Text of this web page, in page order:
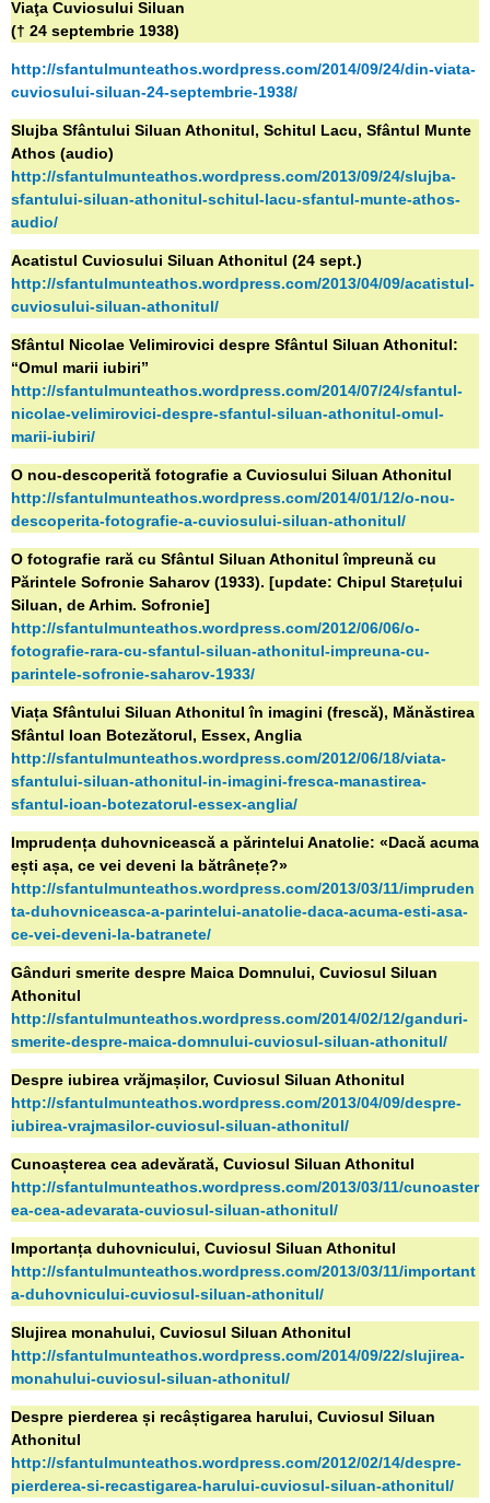
Viaţa Cuviosului Siluan
(† 24 septembrie 1938)
http://sfantulmunteathos.wordpress.com/2014/09/24/din-viata-
cuviosului-siluan-24-septembrie-1938/
Slujba Sfântului Siluan Athonitul, Schitul Lacu, Sfântul Munte
Athos (audio)
http://sfantulmunteathos.wordpress.com/2013/09/24/slujba-
sfantului-siluan-athonitul-schitul-lacu-sfantul-munte-athos-
audio/
Acatistul Cuviosului Siluan Athonitul (24 sept.)
http://sfantulmunteathos.wordpress.com/2013/04/09/acatistul-
cuviosului-siluan-athonitul/
Sfântul Nicolae Velimirovici despre Sfântul Siluan Athonitul:
“Omul marii iubiri”
http://sfantulmunteathos.wordpress.com/2014/07/24/sfantul-
nicolae-velimirovici-despre-sfantul-siluan-athonitul-omul-
marii-iubiri/
O nou-descoperită fotografie a Cuviosului Siluan Athonitul
http://sfantulmunteathos.wordpress.com/2014/01/12/o-nou-
descoperita-fotografie-a-cuviosului-siluan-athonitul/
O fotografie rară cu Sfântul Siluan Athonitul împreună cu
Părintele Sofronie Saharov (1933). [update: Chipul Starețului
Siluan, de Arhim. Sofronie]
http://sfantulmunteathos.wordpress.com/2012/06/06/o-
fotografie-rara-cu-sfantul-siluan-athonitul-impreuna-cu-
parintele-sofronie-saharov-1933/
Viața Sfântului Siluan Athonitul în imagini (frescă), Mănăstirea
Sfântul Ioan Botezătorul, Essex, Anglia
http://sfantulmunteathos.wordpress.com/2012/06/18/viata-
sfantului-siluan-athonitul-in-imagini-fresca-manastirea-
sfantul-ioan-botezatorul-essex-anglia/
Imprudența duhovnicească a părintelui Anatolie: «Dacă acuma
ești așa, ce vei deveni la bătrânețe?»
http://sfantulmunteathos.wordpress.com/2013/03/11/impruden
ta-duhovniceasca-a-parintelui-anatolie-daca-acuma-esti-asa-
ce-vei-deveni-la-batranete/
Gânduri smerite despre Maica Domnului, Cuviosul Siluan
Athonitul
http://sfantulmunteathos.wordpress.com/2014/02/12/ganduri-
smerite-despre-maica-domnului-cuviosul-siluan-athonitul/
Despre iubirea vrăjmașilor, Cuviosul Siluan Athonitul
http://sfantulmunteathos.wordpress.com/2013/04/09/despre-
iubirea-vrajmasilor-cuviosul-siluan-athonitul/
Cunoașterea cea adevărată, Cuviosul Siluan Athonitul
http://sfantulmunteathos.wordpress.com/2013/03/11/cunoaster
ea-cea-adevarata-cuviosul-siluan-athonitul/
Importanța duhovnicului, Cuviosul Siluan Athonitul
http://sfantulmunteathos.wordpress.com/2013/03/11/important
a-duhovnicului-cuviosul-siluan-athonitul/
Slujirea monahului, Cuviosul Siluan Athonitul
http://sfantulmunteathos.wordpress.com/2014/09/22/slujirea-
monahului-cuviosul-siluan-athonitul/
Despre pierderea și recâștigarea harului, Cuviosul Siluan
Athonitul
http://sfantulmunteathos.wordpress.com/2012/02/14/despre-
pierderea-si-recastigarea-harului-cuviosul-siluan-athonitul/